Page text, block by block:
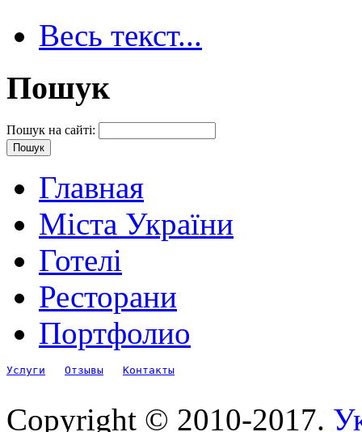
Весь текст...
Пошук
Пошук на сайті:
Главная
Міста України
Готелі
Ресторани
Портфолио
Услуги Отзывы Контакты
Copyright © 2010-2017.